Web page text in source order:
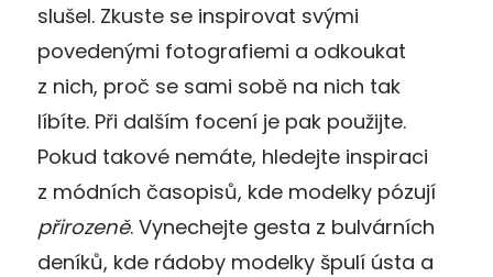
slušel. Zkuste se inspirovat svými
povedenými fotografiemi a odkoukat
z nich, proč se sami sobě na nich tak
líbíte. Při dalším focení je pak použijte.
Pokud takové nemáte, hledejte inspiraci
z módních časopisů, kde modelky pózují
přirozeně. Vynechejte gesta z bulvárních
deníků, kde rádoby modelky špulí ústa a